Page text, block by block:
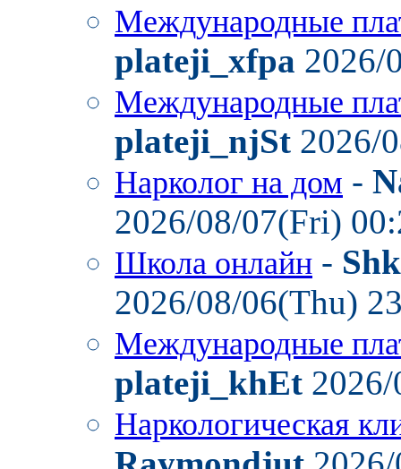
Международные
plateji_xfpa 2026/
Международные
plateji_njSt 2026/
Нарколог на дом -
2026/08/07(Fri)
Школа онлайн -
2026/08/06(Thu)
Международные
plateji_khEt
Наркологическая